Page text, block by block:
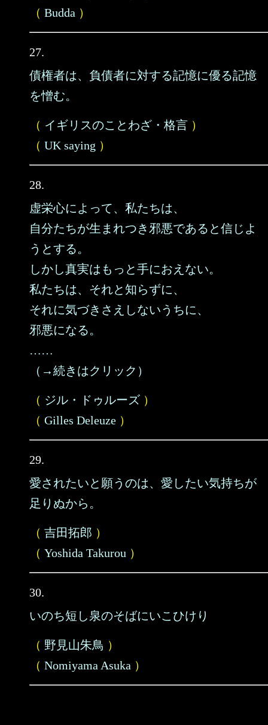
（ Budda ）
27.
債権者は、負債者に対する記憶に優る記憶
を憎む。
（ イギリスのことわざ・格言 ）
（ UK saying ）
28.
虚栄心によって、私たちは、
自分たちが生まれつき邪悪であると信じよ
うとする。
しかし真実はもっと手におえない。
私たちは、それと知らずに、
それに気づきさえしないうちに、
邪悪になる。
……
（→続きはクリック）
（ ジル・ドゥルーズ ）
（ Gilles Deleuze ）
29.
愛されたいと願うのは、愛したい気持ちが
足りぬから。
（ 吉田拓郎 ）
（ Yoshida Takurou ）
30.
いのち短し泉のそばにいこひけり
（ 野見山朱鳥 ）
（ Nomiyama Asuka ）